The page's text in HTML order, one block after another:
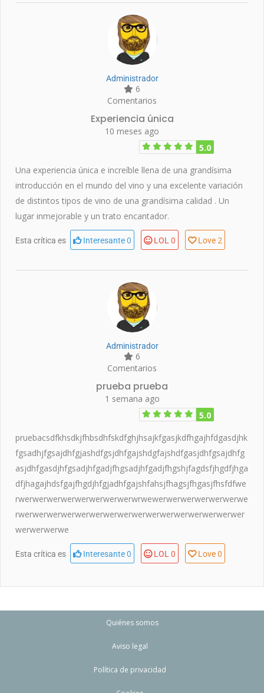
Administrador
6
Comentarios
Experiencia única
10 meses ago
5.0
Una experiencia única e increíble llena de una grandísima
introducción en el mundo del vino y una excelente variación
de distintos tipos de vino de una grandísima calidad . Un
lugar inmejorable y un trato encantador.
Esta crítica es Interesante0 LOL 0 Love 2
Administrador
6
Comentarios
prueba prueba
1 semana ago
5.0
pruebacsdfkhsdkjfhbsdhfskdfghjhsajkfgasjkdfhgajhfdgasdjhk
fgsadhjfgsajdhfgjashdfgsjdhfgajshdgfajshdfgasjdhfgsajdhfg
asjdhfgasdjhfgsadjhfgadjfhgsadjhfgadjfhgshjfagdsfjhgdfjhga
dfjhagajhdsfgajfhgdjhfgjadhfgajshfahsjfhagsjfhgasjfhsfdfwe
rwerwerwerwerwerwerwerwerwrwewerwerwerwerwerwerwe
rwerwerwerwerwerwerwerwerwerwerwerwerwerwerwerwer
werwerwerwe
Esta crítica es Interesante0 LOL 0 Love0
Quiénes somos
Aviso legal
Política de privacidad